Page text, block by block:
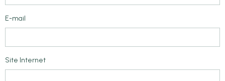
E-mail
Site Internet